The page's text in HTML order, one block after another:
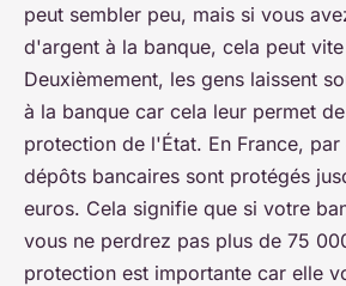
peut sembler peu, mais si vous
d'argent à la banque, cela peut
Deuxièmement, les gens laissent
à la banque car cela leur permet
protection de l'État. En France,
dépôts bancaires sont protégés
euros. Cela signifie que si votre
vous ne perdrez pas plus de 75
protection est importante car elle